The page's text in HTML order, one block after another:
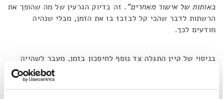
באותות של אישור מאחרים". זה בדיוק הגרעין של מה שהופך את
הרשתות לדבר שהכי קל לבזבז בו את הזמן, מבלי שנהיה
מודעים לכך.
בניסוי של קיין התגלה צד נוסף לחיסכון בזמן, מעבר לשהייה
"זה בעיקר העובדה שאני כבר לא צריך להתאושש
כל הזמן מהפרעות. אני נשאר בפעילויות אוף-ליין לפרקים
ממושכים יותר ומתמסר להן בקלות יותר. שעה נראית פרק זמן